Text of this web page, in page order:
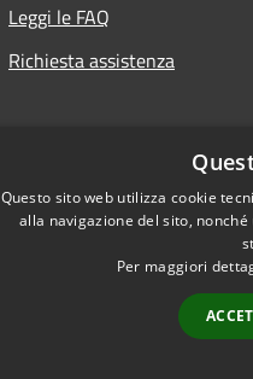
Leggi le FAQ
Richiesta assistenza
Questo sito web utilizza cookie
alla navigazione del sito,
Per maggiori